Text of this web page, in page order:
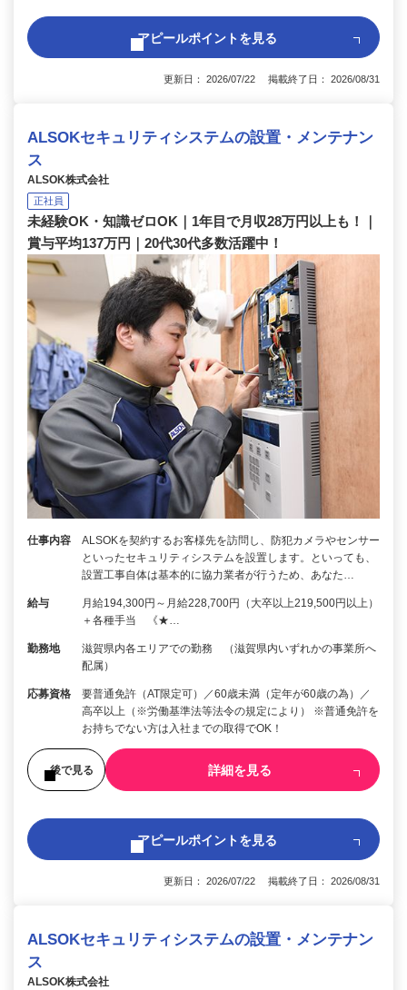
アピールポイントを見る
更新日： 2026/07/22 掲載終了日： 2026/08/31
ALSOKセキュリティシステムの設置・メンテナン
ス
ALSOK株式会社
正社員
未経験OK・知識ゼロOK｜1年目で月収28万円以上も！｜
賞与平均137万円｜20代30代多数活躍中！
仕事内容
ALSOKを契約するお客様先を訪問し、防犯カメラやセンサー
といったセキュリティシステムを設置します。といっても、
設置工事自体は基本的に協力業者が行うため、あなた…
給与
月給194,300円～月給228,700円（大卒以上219,500円以上）
＋各種手当 《★…
勤務地
滋賀県内各エリアでの勤務 （滋賀県内いずれかの事業所へ
配属）
応募資格
要普通免許（AT限定可）／60歳未満（定年が60歳の為）／
高卒以上（※労働基準法等法令の規定により） ※普通免許を
お持ちでない方は入社までの取得でOK！
後で見る 詳細を見る
アピールポイントを見る
更新日： 2026/07/22 掲載終了日： 2026/08/31
ALSOKセキュリティシステムの設置・メンテナン
ス
ALSOK株式会社